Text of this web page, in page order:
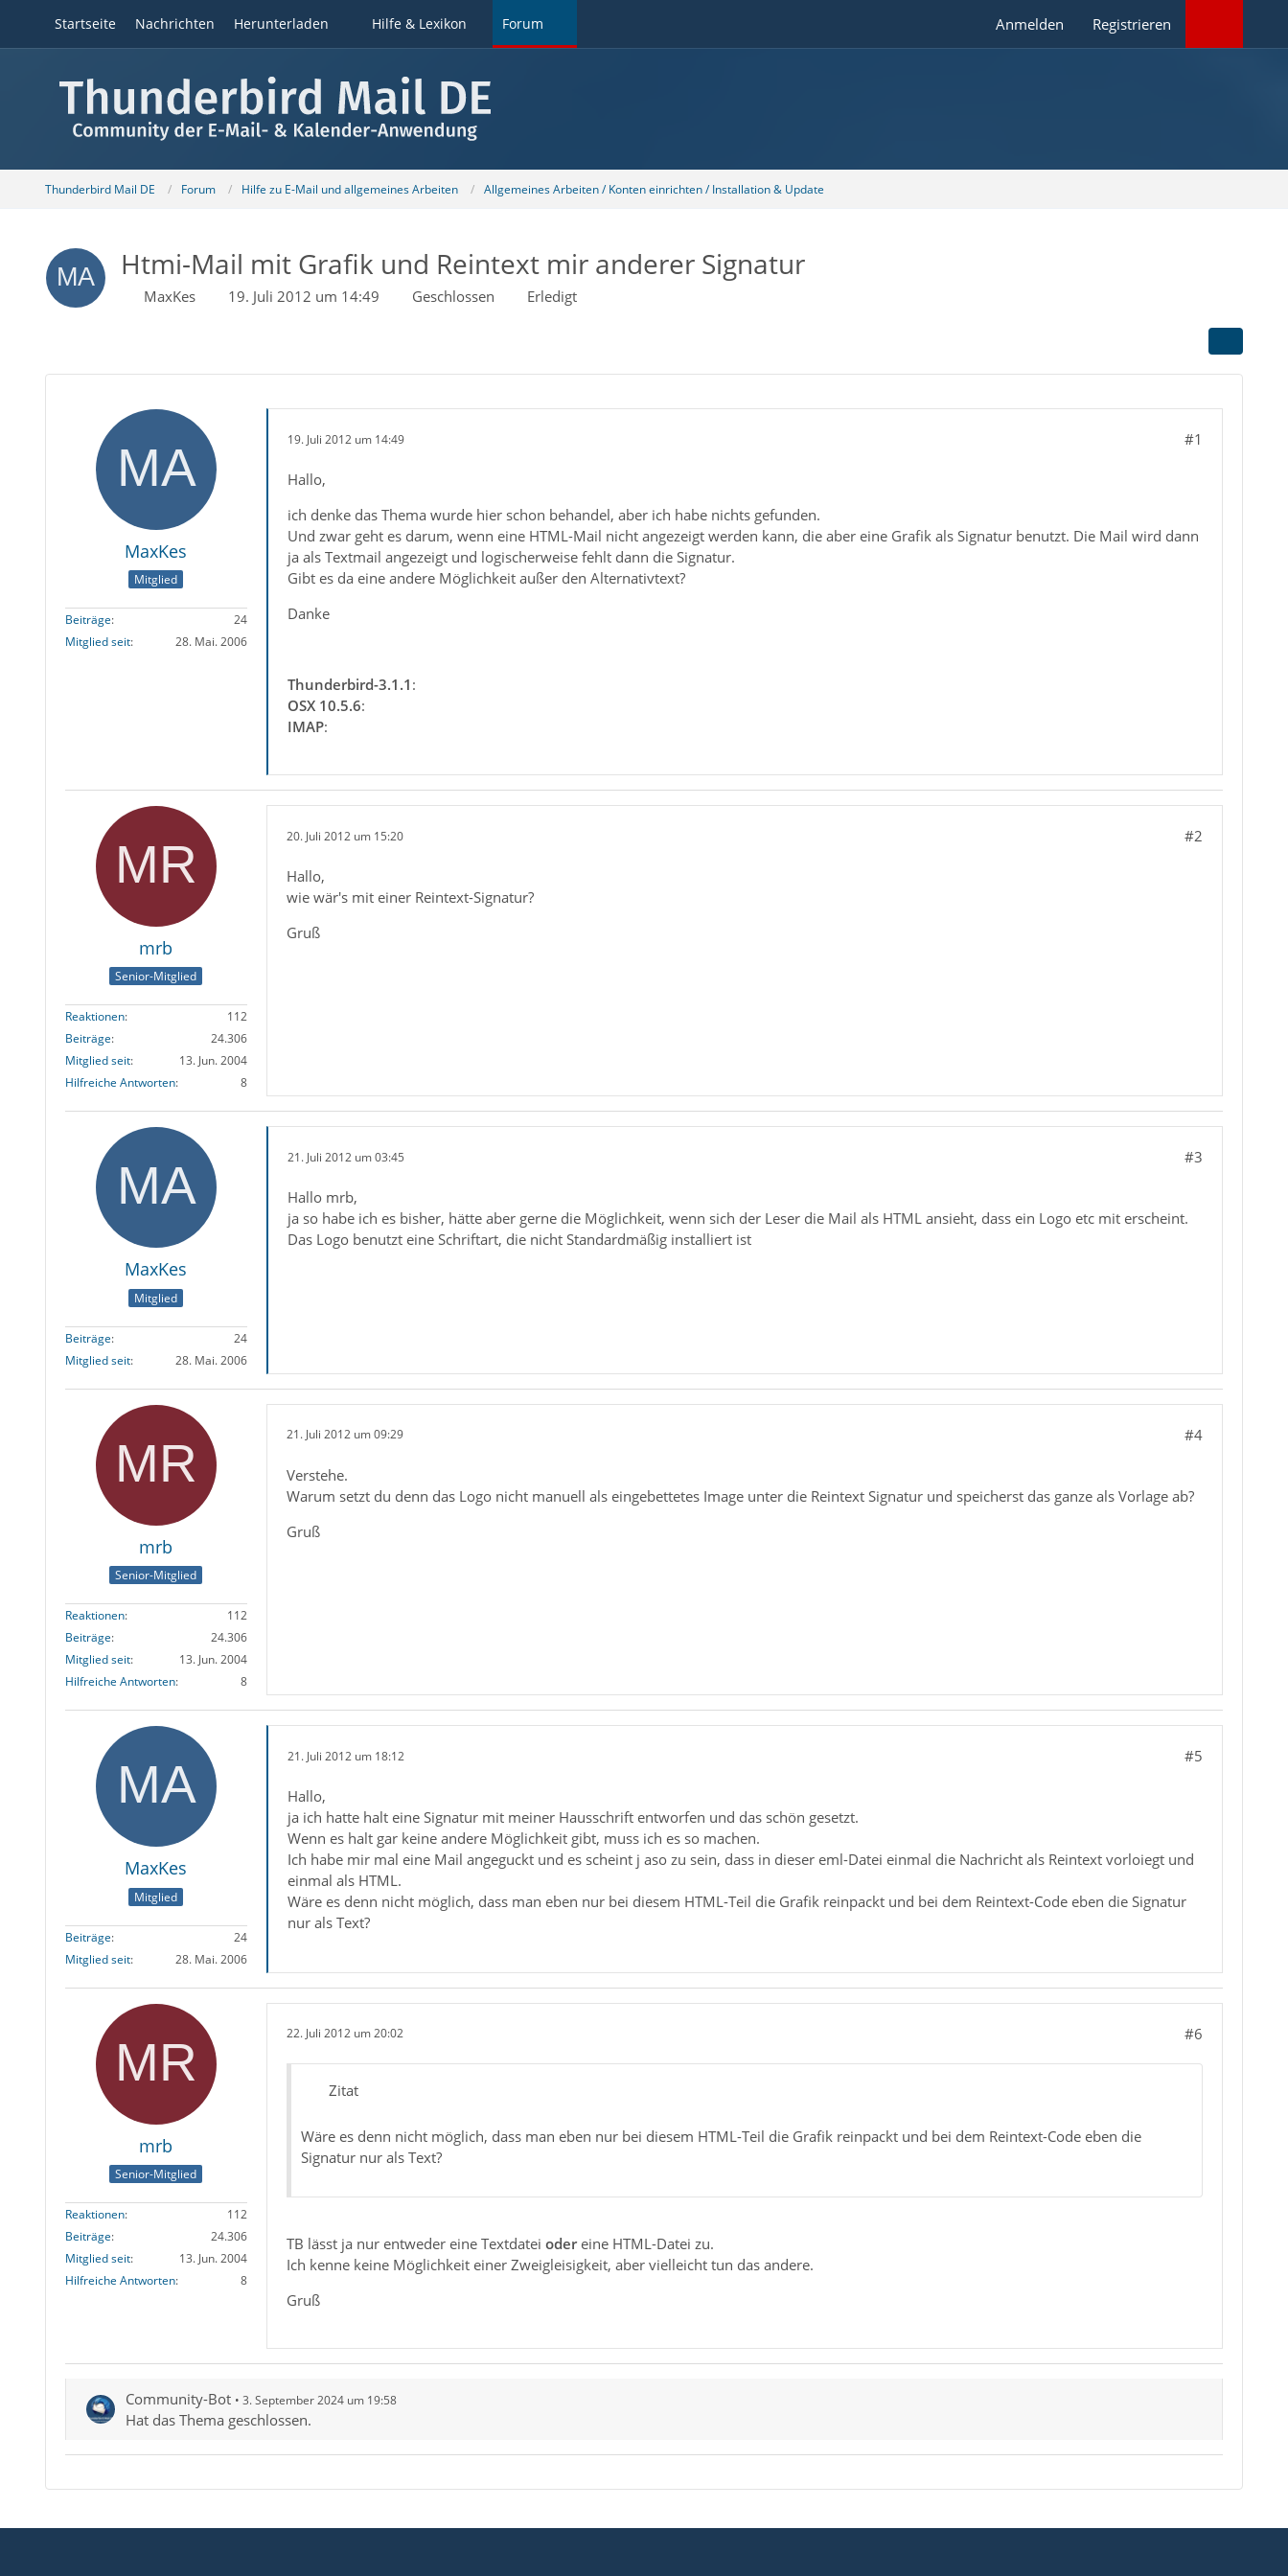
Startseite Nachrichten Herunterladen Hilfe & Lexikon Forum Anmelden Registrieren
Thunderbird Mail DE Forum Hilfe zu E-Mail und allgemeines Arbeiten Allgemeines Arbeiten / Konten einrichten / Installation & Update
Htmi-Mail mit Grafik und Reintext mir anderer Signatur
MaxKes 19. Juli 2012 um 14:49 Geschlossen Erledigt
MaxKes
Mitglied
Beiträge
24
Mitglied seit
28. Mai. 2006
19. Juli 2012 um 14:49 #1
Hallo,
ich denke das Thema wurde hier schon behandel, aber ich habe nichts gefunden.
Und zwar geht es darum, wenn eine HTML-Mail nicht angezeigt werden kann, die aber eine Grafik als Signatur benutzt. Die Mail wird dann
ja als Textmail angezeigt und logischerweise fehlt dann die Signatur.
Gibt es da eine andere Möglichkeit außer den Alternativtext?
Danke
Thunderbird-3.1.1 :
OSX 10.5.6:
IMAP:
mrb
Senior-Mitglied
Reaktionen
112
Beiträge
24.306
Mitglied seit
13. Jun. 2004
Hilfreiche Antworten
8
20. Juli 2012 um 15:20 #2
Hallo,
wie wär's mit einer Reintext-Signatur?
Gruß
MaxKes
Mitglied
Beiträge
24
Mitglied seit
28. Mai. 2006
21. Juli 2012 um 03:45 #3
Hallo mrb,
ja so habe ich es bisher, hätte aber gerne die Möglichkeit, wenn sich der Leser die Mail als HTML ansieht, dass ein Logo etc mit erscheint.
Das Logo benutzt eine Schriftart, die nicht Standardmäßig installiert ist
mrb
Senior-Mitglied
Reaktionen
112
Beiträge
24.306
Mitglied seit
13. Jun. 2004
Hilfreiche Antworten
8
21. Juli 2012 um 09:29 #4
Verstehe.
Warum setzt du denn das Logo nicht manuell als eingebettetes Image unter die Reintext Signatur und speicherst das ganze als Vorlage ab?
Gruß
MaxKes
Mitglied
Beiträge
24
Mitglied seit
28. Mai. 2006
21. Juli 2012 um 18:12 #5
Hallo,
ja ich hatte halt eine Signatur mit meiner Hausschrift entworfen und das schön gesetzt.
Wenn es halt gar keine andere Möglichkeit gibt, muss ich es so machen.
Ich habe mir mal eine Mail angeguckt und es scheint j aso zu sein, dass in dieser eml-Datei einmal die Nachricht als Reintext vorloiegt und
einmal als HTML.
Wäre es denn nicht möglich, dass man eben nur bei diesem HTML-Teil die Grafik reinpackt und bei dem Reintext-Code eben die Signatur
nur als Text?
mrb
Senior-Mitglied
Reaktionen
112
Beiträge
24.306
Mitglied seit
13. Jun. 2004
Hilfreiche Antworten
8
22. Juli 2012 um 20:02 #6
Zitat
Wäre es denn nicht möglich, dass man eben nur bei diesem HTML-Teil die Grafik reinpackt und bei dem Reintext-Code eben die
Signatur nur als Text?
TB lässt ja nur entweder eine Textdatei oder eine HTML-Datei zu.
Ich kenne keine Möglichkeit einer Zweigleisigkeit, aber vielleicht tun das andere.
Gruß
Community-Bot 3. September 2024 um 19:58
Hat das Thema geschlossen.